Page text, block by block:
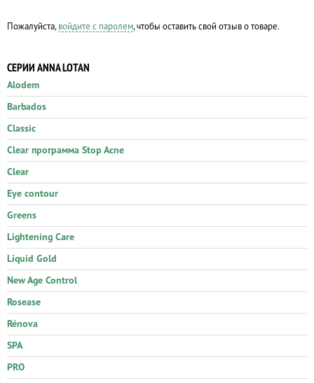
Пожалуйста, войдите с паролем, чтобы оставить свой отзыв о товаре.
СЕРИИ ANNA LOTAN
Alodem
Barbados
Classic
Clear программа Stop Acne
Clear
Eye contour
Greens
Lightening Care
Liquid Gold
New Age Control
Rosease
Rénova
SPA
PRO